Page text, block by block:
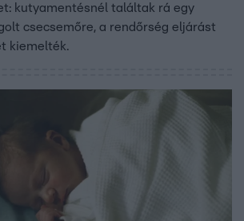
kutyamentésnél találtak rá egy
csecsemőre, a rendőrség eljárást
kiemelték.